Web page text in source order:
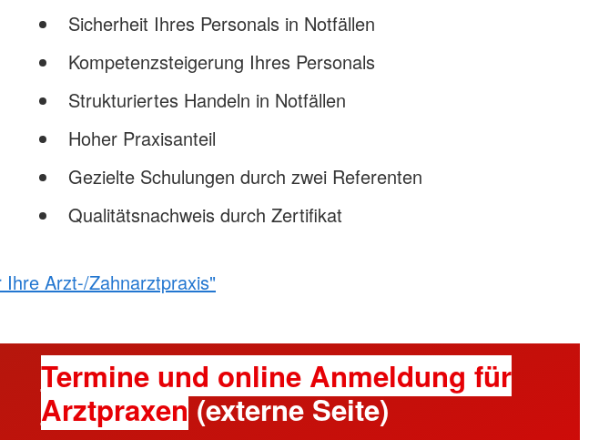
Sicherheit Ihres Personals in Notfällen
Kompetenzsteigerung Ihres Personals
Strukturiertes Handeln in Notfällen
Hoher Praxisanteil
Gezielte Schulungen durch zwei Referenten
Qualitätsnachweis durch Zertifikat
Arzt-/Zahnarztpraxis"
Termine und online Anmeldung für
Arztpraxen(externe Seite)